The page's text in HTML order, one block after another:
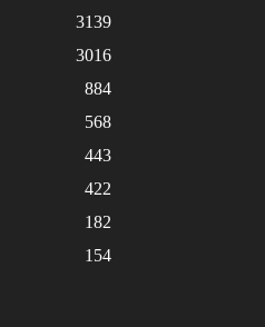
3139
3016
884
568
443
422
182
154